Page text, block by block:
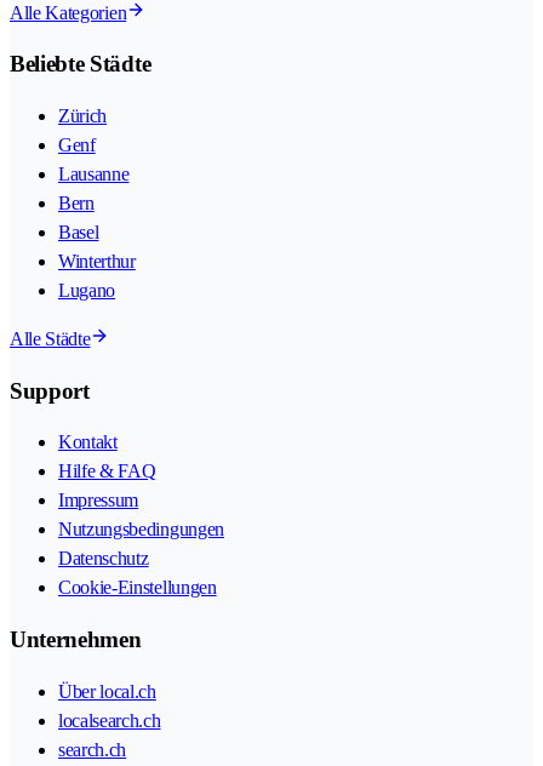
Alle Kategorien
Beliebte Städte
Zürich
Genf
Lausanne
Bern
Basel
Winterthur
Lugano
Alle Städte
Support
Kontakt
Hilfe & FAQ
Impressum
Nutzungsbedingungen
Datenschutz
Cookie-Einstellungen
Unternehmen
Über local.ch
localsearch.ch
search.ch